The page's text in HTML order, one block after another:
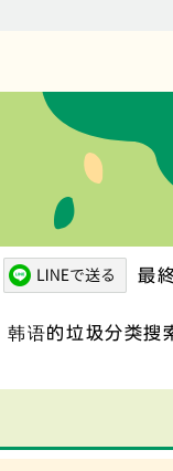
最
语的垃圾分类搜